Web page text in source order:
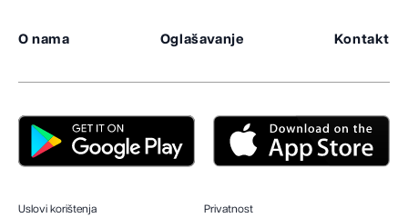
O nama Oglašavanje Kontakt
Uslovi korištenja Privatnost